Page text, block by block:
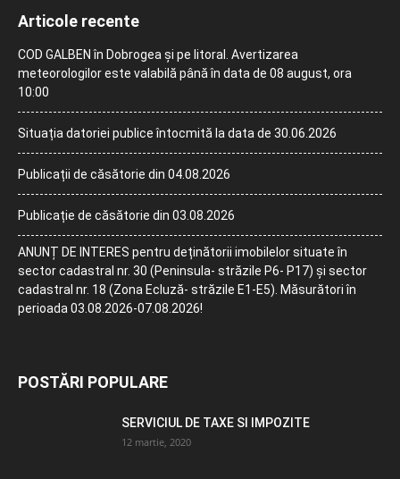
Articole recente
COD GALBEN în Dobrogea și pe litoral. Avertizarea
meteorologilor este valabilă până în data de 08 august, ora
10:00
Situația datoriei publice întocmită la data de 30.06.2026
Publicații de căsătorie din 04.08.2026
Publicație de căsătorie din 03.08.2026
ANUNȚ DE INTERES pentru deținătorii imobilelor situate în
sector cadastral nr. 30 (Peninsula- străzile P6- P17) și sector
cadastral nr. 18 (Zona Ecluză- străzile E1-E5). Măsurători în
perioada 03.08.2026-07.08.2026!
POSTĂRI POPULARE
SERVICIUL DE TAXE SI IMPOZITE
12 martie, 2020